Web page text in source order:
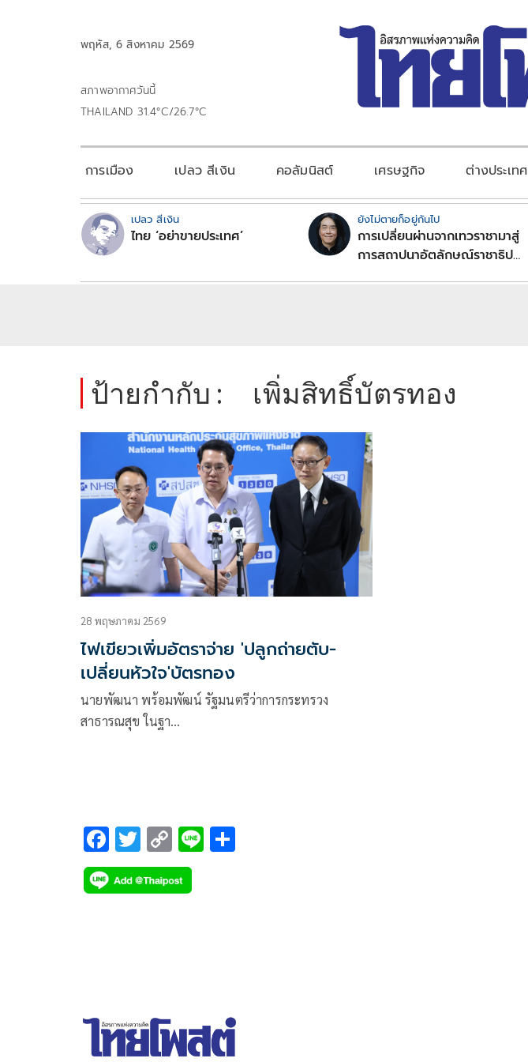
พฤหัส, 6 สิงหาคม 2569
สภาพอากาศวันนี้
THAILAND 31.4°C/26.7°C
การเมือง เปลว สีเงิน คอลัมนิสต์ เศรษฐกิจ ต่างประเทศ
เปลว สีเงิน
ไทย ‘อย่าขายประเทศ’
ยังไม่ตายก็อยู่กันไป
การเปลี่ยนผ่านจากเทวราชามาสู่
การสถาปนาอัตลักษณ์ราชาธิป
ป้ายกำกับ : เพิ่มสิทธิ์บัตรทอง
28 พฤษภาคม 2569
ไฟเขียวเพิ่มอัตราจ่าย 'ปลูกถ่ายตับ-
เปลี่ยนหัวใจ'บัตรทอง
นายพัฒนา พร้อมพัฒน์ รัฐมนตรีว่าการกระทรวง
สาธารณสุข ในฐา…
F
ac
e
T
wi
tt
C
o
p
Li